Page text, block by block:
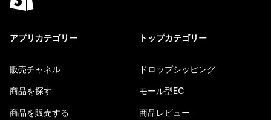
アプリカテゴリー
販売チャネル
商品を探す
商品を販売する
トップカテゴリー
ドロップシッピング
モール型EC
商品レビュー